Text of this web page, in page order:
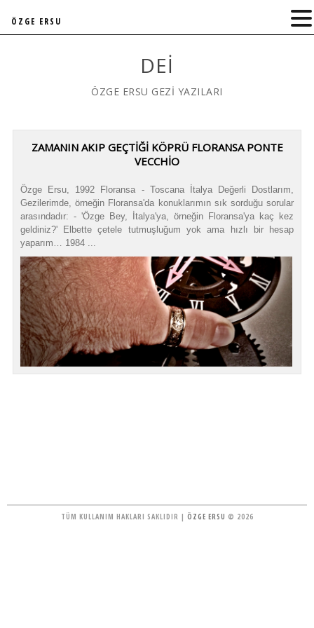
DEI
ÖZGE ERSU GEZİ YAZILARI
ZAMANIN AKIP GEÇTIĞI KÖPRÜ FLORANSA PONTE
VECCHIO
Özge Ersu, 1992 Floransa - Toscana İtalya Değerli Dostlarım,
Gezilerimde, örneğin Floransa'da konuklarımın sık sorduğu sorular
arasındadır: - 'Özge Bey, İtalya'ya, örneğin Floransa'ya kaç kez
geldiniz?' Elbette çetele tutmuşluğum yok ama hızlı bir hesap
yaparım… 1984 ...
TÜM KULLANIM HAKLARI SAKLIDIR | ÖZGE ERSU © 2026
ÖZGE ERSU